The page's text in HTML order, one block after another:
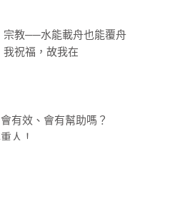
事有效果，才是我在意的！
自身立場跟對方談。先讚美再提出改
宗教──水能載舟也能覆舟
我祝福，故我在
有效、會有幫助嗎？
重人！